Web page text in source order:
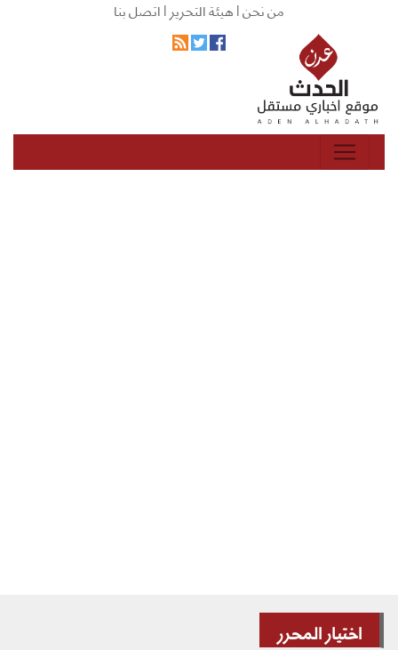
من نحن |هيئة التحرير |اتصل بنا
اختيار المحرر